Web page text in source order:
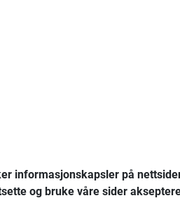
informasjonskapsler på
og bruke våre sider